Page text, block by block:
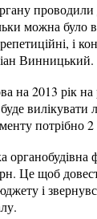
можна було
і
Винницький.
на 2013 рік
вилікувати
потрібно
органобудівна
Це щоб
і